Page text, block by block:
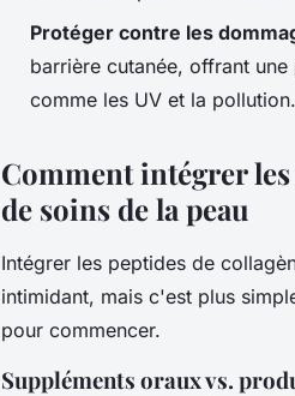
Protéger contre les
barrière cutanée, offrant
comme les UV et la pollution.
Comment intégrer
de soins de la peau
Intégrer les peptides de
intimidant, mais c'est plus
pour commencer.
Suppléments oraux vs.